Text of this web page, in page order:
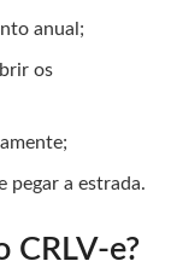
anual;
os
pegar a estrada.
CRLV-e?